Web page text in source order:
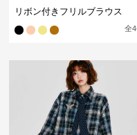
リボン付きフリルブラウス
全4